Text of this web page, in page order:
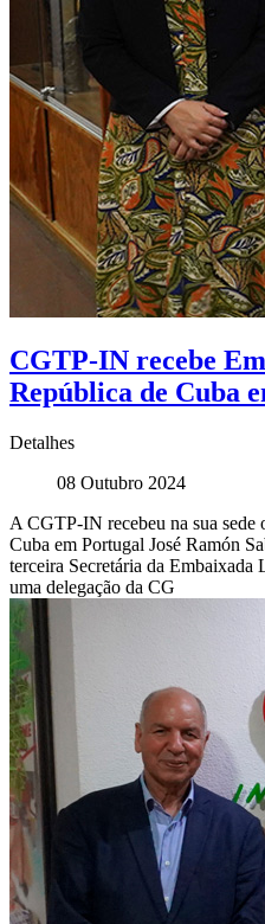
CGTP-IN recebe
República de Cuba
Detalhes
08 Outubro 2024
A CGTP-IN recebeu na sua
Cuba em Portugal José Ramón
terceira Secretária da
uma delegação da CG